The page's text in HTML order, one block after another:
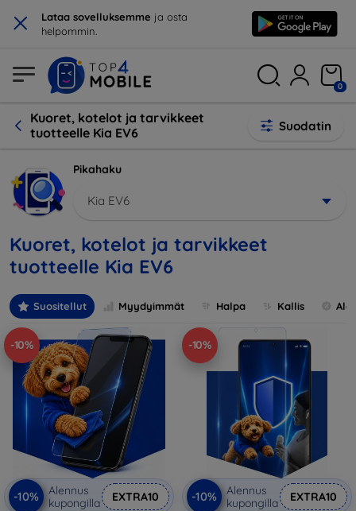
× Lataa sovelluksemme ja osta
helpommin.
0
Kuoret, kotelot ja tarvikkeet
tuotteelle Kia EV6
Suodatin
Pikahaku
Kia EV6
Kuoret, kotelot ja tarvikkeet
tuotteelle Kia EV6
Suositellut Myydyimmät Halpa Kallis
-10%
-10%
Alennus
kupongilla
EXTRA10
-10%
-10%
Alennus
kupongilla
EXTRA10